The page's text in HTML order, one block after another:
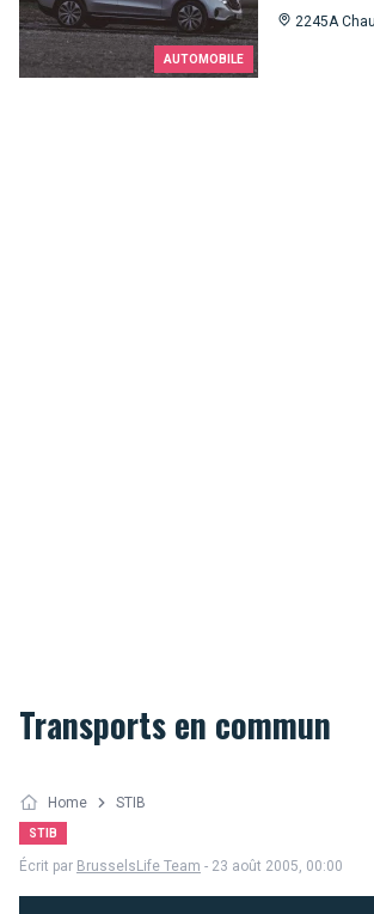
AUTOMOBILE
2245A
Transports en commun
Home STIB
STIB
Écrit par BrusselsLife Team - 23 août 2005, 00:00